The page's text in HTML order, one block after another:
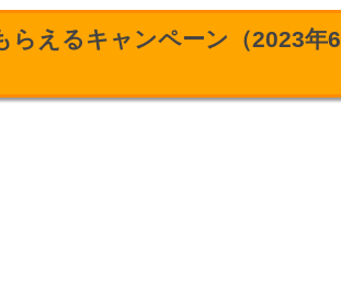
らえるキャンペーン（2023年6